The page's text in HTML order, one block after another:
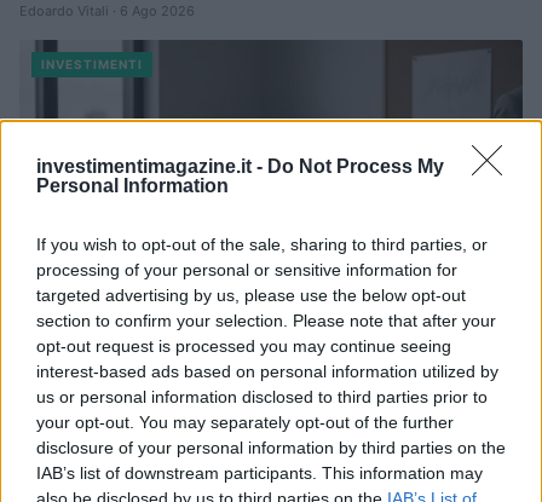
investimentimagazine.it - Do Not Process My
Personal Information
If you wish to opt-out of the sale, sharing to third parties, or
processing of your personal or sensitive information for
targeted advertising by us, please use the below opt-out
section to confirm your selection. Please note that after your
opt-out request is processed you may continue seeing
interest-based ads based on personal information utilized by
us or personal information disclosed to third parties prior to
your opt-out. You may separately opt-out of the further
disclosure of your personal information by third parties on the
IAB’s list of downstream participants. This information may
also be disclosed by us to third parties on the IAB’s List of
Edoardo Vitali · 6 Ago 2026
INVESTIMENTI
Come combinare ETF core e tematici senza aumentare rischio
e costi
Niccolò Conforti · 6 Ago 2026